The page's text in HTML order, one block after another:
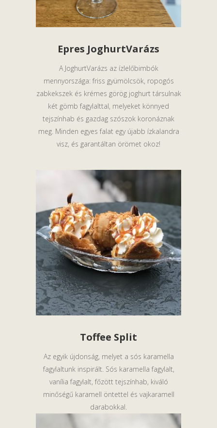
Epres JoghurtVarázs
A JoghurtVarázs az ízlelőbimbók
mennyországa: friss gyümölcsök, ropogós
zabkekszek és krémes görög joghurt társulnak
két gömb fagylalttal, melyeket könnyed
tejszínhab és gazdag szószok koronáznak
meg. Minden egyes falat egy újabb ízkalandra
visz, és garantáltan örömet okoz!
Toffee Split
Az egyik újdonság, melyet a sós karamella
fagylaltunk inspirált. Sós karamella fagylalt,
vanília fagylalt, főzött tejszínhab, kiváló
minőségű karamell öntettel és vajkaramell
darabokkal.